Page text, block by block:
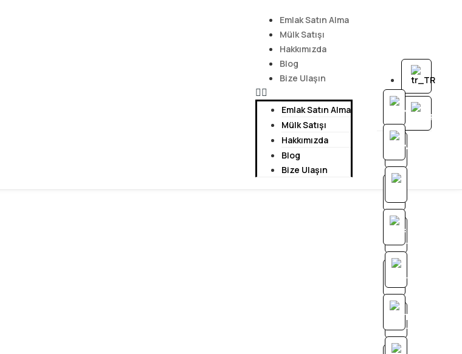
Emlak Satın Alma
Mülk Satışı
Hakkımızda
Blog
Bize Ulaşın
Emlak Satın Alma
Mülk Satışı
Hakkımızda
Blog
Bize Ulaşın